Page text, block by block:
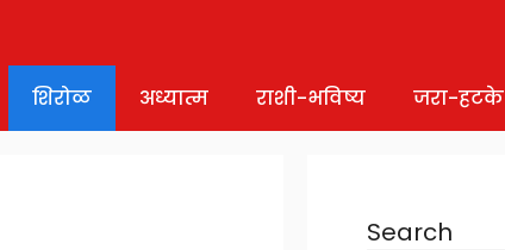
शिरोळ अध्यात्म राशी-भविष्य जरा-हटके
Search